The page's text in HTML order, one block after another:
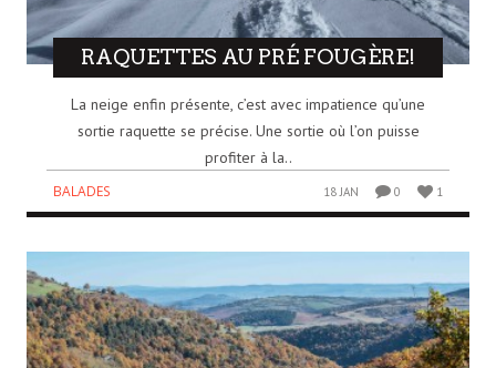
RAQUETTES AU PRÉ FOUGÈRE!
La neige enfin présente, c’est avec impatience qu’une
sortie raquette se précise. Une sortie où l’on puisse
profiter à la..
BALADES 18 JAN 0 1